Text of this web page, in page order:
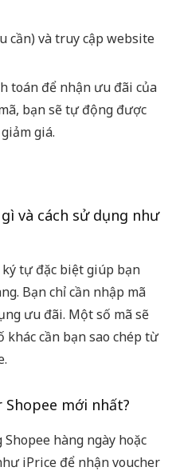
cần) và truy cập website
toán để nhận ưu đãi của
bạn sẽ tự động được
giá.
và cách sử dụng như
tự đặc biệt giúp bạn
Bạn chỉ cần nhập mã
ưu đãi. Một số mã sẽ
khác cần bạn sao chép từ
Shopee mới nhất?
hàng ngày hoặc
iPrice để nhận voucher